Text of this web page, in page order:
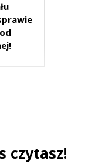
czytasz!